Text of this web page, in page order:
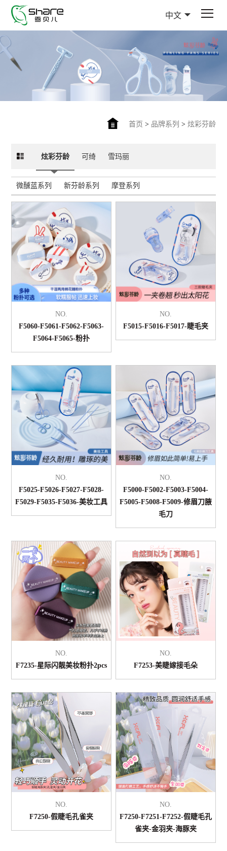
中文
首页 > 品牌系列 > 炫彩芬龄
炫彩芬龄 可绮 雪玛丽
微醺蓝系列 新芬龄系列 摩登系列
NO.
F5060-F5061-F5062-F5063-
F5064-F5065-粉扑
NO.
F5015-F5016-F5017-睫毛夹
NO.
F5025-F5026-F5027-F5028-
F5029-F5035-F5036-美妆工具
NO.
F5000-F5002-F5003-F5004-
F5005-F5008-F5009-修眉刀腋
毛刀
NO.
F7235-星际闪靓美妆粉扑2pcs
NO.
F7253-美睫嫁接毛朵
NO.
F7250-假睫毛孔雀夹
NO.
F7250-F7251-F7252-假睫毛孔
雀夹-金羽夹-海豚夹